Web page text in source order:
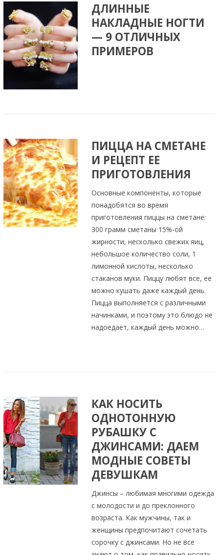
ДЛИННЫЕ
НАКЛАДНЫЕ НОГТИ
— 9 ОТЛИЧНЫХ
ПРИМЕРОВ
ПИЦЦА НА СМЕТАНЕ
И РЕЦЕПТ ЕЕ
ПРИГОТОВЛЕНИЯ
Основные компоненты, которые
понадобятся во время
приготовления пиццы на сметане:
300 грамм сметаны 15%-ой
жирности, несколько свежих яиц,
небольшое количество соли, 1
лимонной кислоты, несколько
стаканов муки. Пиццу любят все, ее
можно кушать даже каждый день.
Пицца выполняется с различными
начинками, и поэтому это блюдо не
надоедает, каждый день можно…
КАК НОСИТЬ
ОДНОТОННУЮ
РУБАШКУ С
ДЖИНСАМИ: ДАЕМ
МОДНЫЕ СОВЕТЫ
ДЕВУШКАМ
Джинсы – любимая многими одежда
с молодости и до преклонного
возраста. Как мужчины, так и
женщины предпочитают сочетать
сорочку с джинсами. Но не все